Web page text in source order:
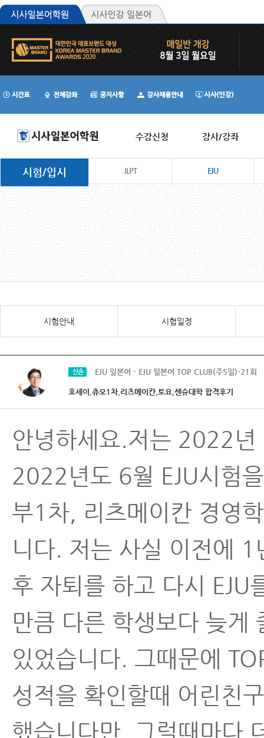
수강신청 강사/강좌
시험/입시 JLPT EJU
시험안내 시험일정
신촌 EJU 일본어 - EJU 일본어 TOP CLUB(주5일)-21회
호세이,츄오1차,리츠메이칸,토요,센슈대학 합격후기
안녕하세요.저는 2022년
2022년도 6월 EJU시험
부1차, 리츠메이칸 경영
니다. 저는 사실 이전에
후 자퇴를 하고 다시 EJU
만큼 다른 학생보다 늦게
있었습니다. 그때문에
성적을 확인할때 어린친
했습니다만, 그럴때마다